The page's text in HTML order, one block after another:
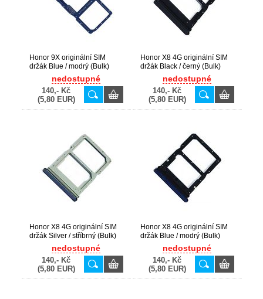
Honor 9X originální SIM
držák Blue / modrý (Bulk)
nedostupné
140,- Kč
(5,80 EUR)
Honor X8 4G originální SIM
držák Black / černý (Bulk)
nedostupné
140,- Kč
(5,80 EUR)
Honor X8 4G originální SIM
držák Silver / stříbrný (Bulk)
nedostupné
140,- Kč
(5,80 EUR)
Honor X8 4G originální SIM
držák Blue / modrý (Bulk)
nedostupné
140,- Kč
(5,80 EUR)